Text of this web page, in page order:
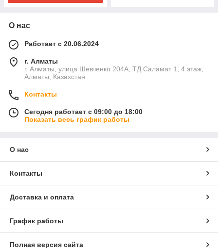
О нас
Работает с 20.06.2024
г. Алматы
г. Алматы, улица Шевченко 204А, ТД Саламат 1, 4 этаж,
Алматы, Казахстан
Контакты
Сегодня работает с 09:00 до 18:00
Показать весь график работы
О нас
Контакты
Доставка и оплата
График работы
Полная версия сайта